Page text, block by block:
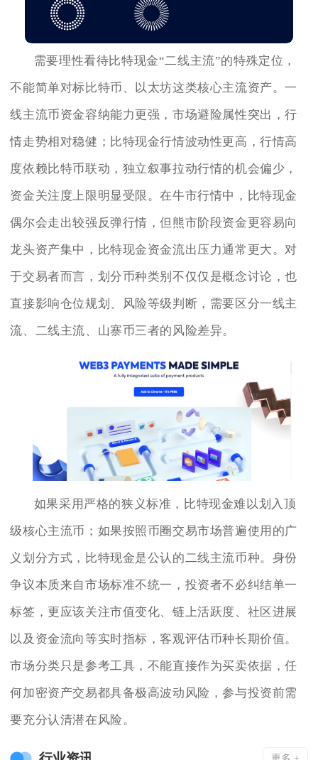
需要理性看待比特现金“二线主流”的特殊定位，
不能简单对标比特币、以太坊这类核心主流资产。一
线主流币资金容纳能力更强，市场避险属性突出，行
情走势相对稳健；比特现金行情波动性更高，行情高
度依赖比特币联动，独立叙事拉动行情的机会偏少，
资金关注度上限明显受限。在牛市行情中，比特现金
偶尔会走出较强反弹行情，但熊市阶段资金更容易向
龙头资产集中，比特现金资金流出压力通常更大。对
于交易者而言，划分币种类别不仅仅是概念讨论，也
直接影响仓位规划、风险等级判断，需要区分一线主
流、二线主流、山寨币三者的风险差异。
如果采用严格的狭义标准，比特现金难以划入顶
级核心主流币；如果按照币圈交易市场普遍使用的广
义划分方式，比特现金是公认的二线主流币种。身份
争议本质来自市场标准不统一，投资者不必纠结单一
标签，更应该关注市值变化、链上活跃度、社区进展
以及资金流向等实时指标，客观评估币种长期价值。
市场分类只是参考工具，不能直接作为买卖依据，任
何加密资产交易都具备极高波动风险，参与投资前需
要充分认清潜在风险。